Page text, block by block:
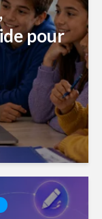
pour